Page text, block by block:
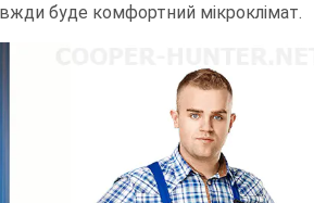
буде комфортний мікроклімат.